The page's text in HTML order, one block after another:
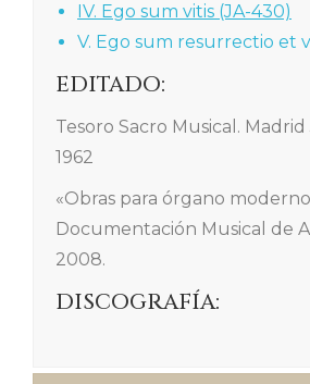
IV. Ego sum vitis (JA-430)
V. Ego sum resurrectio et
EDITADO:
Tesoro Sacro Musical.
1962
«Obras para órgano
Documentación Musical de
2008.
DISCOGRAFÍA: